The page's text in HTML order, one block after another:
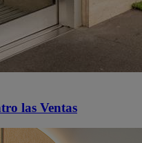
las Ventas